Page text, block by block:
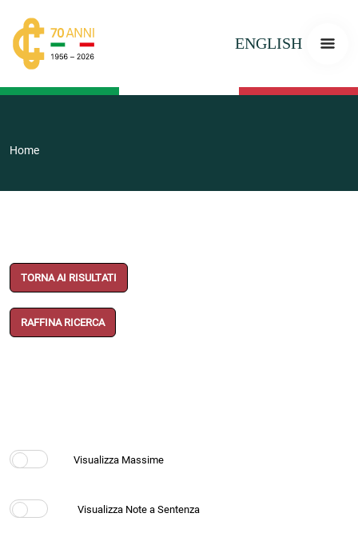
ENGLISH
Home
TORNA AI RISULTATI
RAFFINA RICERCA